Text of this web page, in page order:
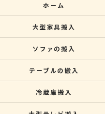
ホーム
大型家具搬入
ソファの搬入
テーブルの搬入
冷蔵庫搬入